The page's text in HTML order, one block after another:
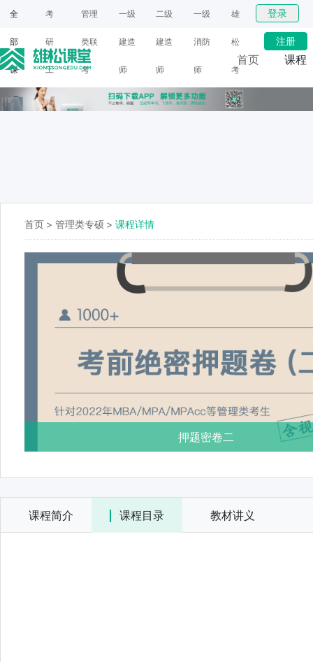
全
部
课
程
考
研
工
具
管理
类联
考
一级
建造
师
二级
建造
师
一级
消防
师
雄
松
考
研
登录
注册
首页 课程
首页 > 管理类专硕 > 课程详情
押题密卷二
课程简介 课程目录 教材讲义